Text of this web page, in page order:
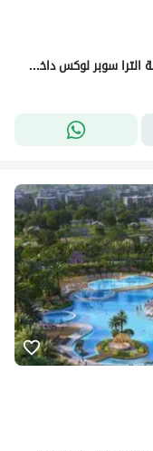
فيلا للبيع في كمبوند وصال فيوز بتشطيبات خاصة الترا سوبر لوكس داخل الكمبوند وإطلالة مباشرة على وايد جاردن ولاند اسكيب بالعفش